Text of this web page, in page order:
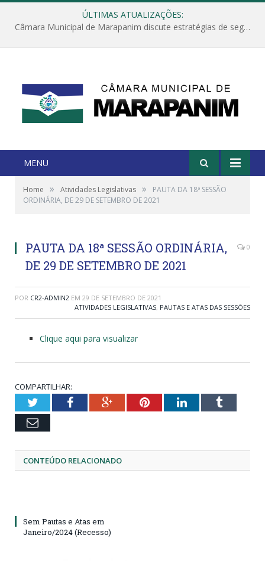
ÚLTIMAS ATUALIZAÇÕES:
Câmara Municipal de Marapanim discute estratégias de segurança com autoridades e poder executivo
MENU
Home » Atividades Legislativas »
PAUTA DA 18ª SESSÃO
ORDINÁRIA, DE 29 DE SETEMBRO DE 2021
PAUTA DA 18ª SESSÃO ORDINÁRIA,
DE 29 DE SETEMBRO DE 2021
0
POR CR2-ADMIN2 EM 29 DE SETEMBRO DE 2021
ATIVIDADES LEGISLATIVAS, PAUTAS E ATAS DAS SESSÕES
Clique aqui para visualizar
COMPARTILHAR:
TwitterFacebookGoogle+PinterestLinkedInTumblr
Email
CONTEÚDO RELACIONADO
Sem Pautas e Atas em
Janeiro/2024 (Recesso)